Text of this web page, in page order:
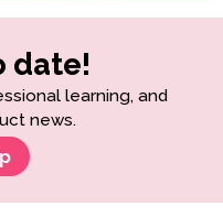
报告指南
南
分指南
南
南
date!
learning, and
news.